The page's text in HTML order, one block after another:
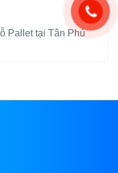
Pallet tại Tân Phú